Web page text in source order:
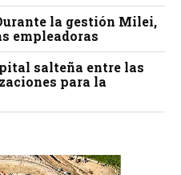
la gestión Milei,
empleadoras
salteña entre las
para la